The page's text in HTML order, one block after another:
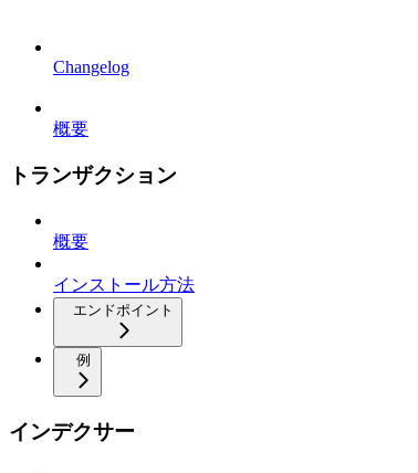
Changelog
概要
トランザクション
概要
インストール方法
エンドポイント
例
インデクサー